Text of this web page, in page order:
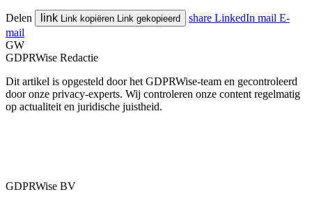
Delen link Link kopiëren Link gekopieerd share LinkedIn mail E-
mail
GW
GDPRWise Redactie
Dit artikel is opgesteld door het GDPRWise-team en gecontroleerd
door onze privacy-experts. Wij controleren onze content regelmatig
op actualiteit en juridische juistheid.
GDPRWise BV